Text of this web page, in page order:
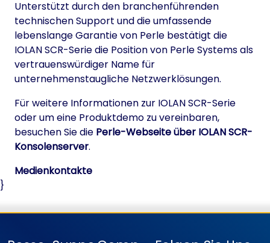
Unterstützt durch den branchenführenden
technischen Support und die umfassende
lebenslange Garantie von Perle bestätigt die
IOLAN SCR-Serie die Position von Perle Systems als
vertrauenswürdiger Name für
unternehmenstaugliche Netzwerklösungen.
Für weitere Informationen zur IOLAN SCR-Serie
oder um eine Produktdemo zu vereinbaren,
besuchen Sie die Perle-Webseite über IOLAN SCR-
Konsolenserver.
Medienkontakte
}